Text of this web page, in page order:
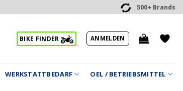
500+ Brands
BIKE FINDER ANMELDEN
WERKSTATTBEDARF OEL / BETRIEBSMITTEL